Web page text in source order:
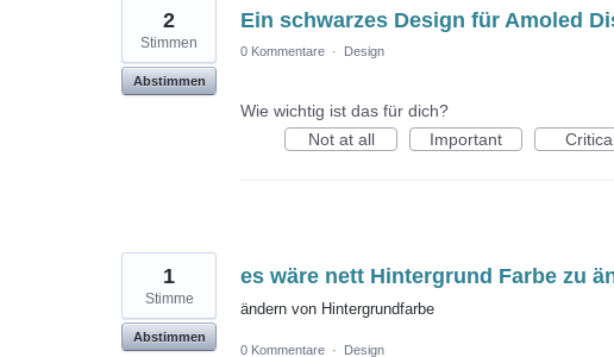
Ein schwarzes Design für Amoled
2
Stimmen
Abstimmen
0 Kommentare · Design
Wie wichtig ist das für dich?
Not at all
Important
es wäre nett Hintergrund Farbe zu
ändern von Hintergrundfarbe
1
Stimme
Abstimmen
0 Kommentare · Design